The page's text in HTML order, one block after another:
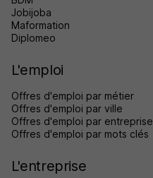
Jobijoba
Maformation
Diplomeo
L'emploi
Offres d'emploi par métier
Offres d'emploi par ville
Offres d'emploi par entreprise
Offres d'emploi par mots clés
L'entreprise